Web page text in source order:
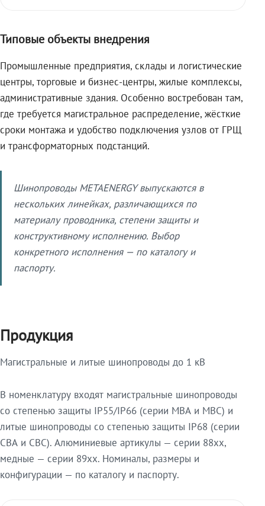
Типовые объекты внедрения
Промышленные предприятия, склады и логистические
центры, торговые и бизнес-центры, жилые комплексы,
административные здания. Особенно востребован там,
где требуется магистральное распределение, жёсткие
сроки монтажа и удобство подключения узлов от ГРЩ
и трансформаторных подстанций.
Шинопроводы METAENERGY выпускаются в
нескольких линейках, различающихся по
материалу проводника, степени защиты и
конструктивному исполнению. Выбор
конкретного исполнения — по каталогу и
паспорту.
Продукция
Магистральные и литые шинопроводы до 1 кВ
В номенклатуру входят магистральные шинопроводы
со степенью защиты IP55/IP66 (серии МВА и МВС) и
литые шинопроводы со степенью защиты IP68 (серии
СВА и СВС). Алюминиевые артикулы — серии 88xx,
медные — серии 89xx. Номиналы, размеры и
конфигурации — по каталогу и паспорту.